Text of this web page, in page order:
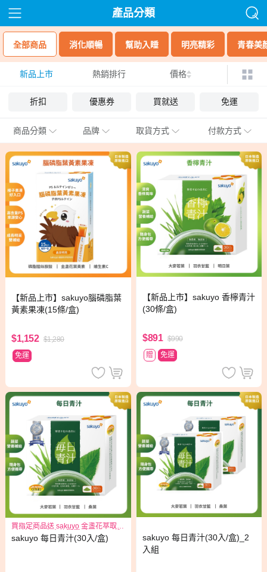
產品分類
全部商品 消化順暢 幫助入睡 明亮精彩 青春美
新品上市 熱銷排行 價格
折扣 優惠券 買就送 免運
商品分類 品牌 取貨方式 付款方式
【新品上市】sakuyo腦磷脂葉
黃素果凍(15條/盒)
$1,152 $1,280
免運
【新品上市】sakuyo 香檸青汁
(30條/盒)
$891 $990
贈
免運
買指定商品送 sakuyo 金盞花萃取
(含葉黃素)素食軟膠囊(食品)三日份*
1
sakuyo 每日青汁(30入/盒)
sakuyo 每日青汁(30入/盒)_2
入組